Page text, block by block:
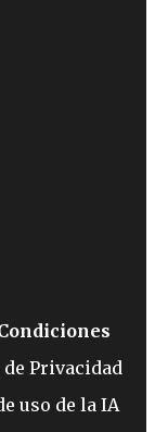
Privacidad
uso de la IA